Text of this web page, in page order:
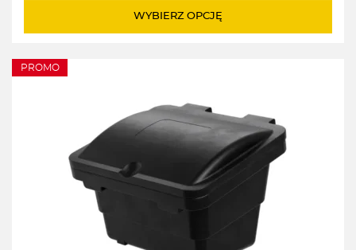
do
WYBIERZ OPCJĘ
PROMO